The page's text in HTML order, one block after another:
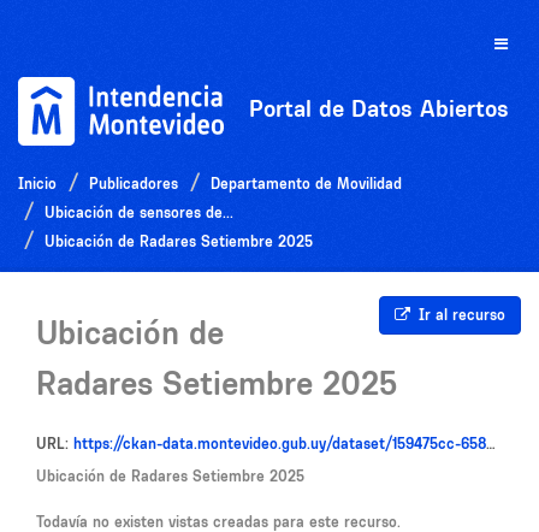
Toggle
Portal de Datos Abiertos
Inicio Publicadores
Departamento de Movilidad
Ubicación de sensores de...
Ubicación de Radares Setiembre 2025
Ir al recurso
Ubicación de
Radares Setiembre 2025
URL: https://ckan-data.montevideo.gub.uy/dataset/159475cc-6584-48d3-961c-b6fa71e14cba/resource/d36997f5-081a-42ab-8c8e-ab71e5885378/download/infosensoresmedicionconteo092025.csv
Ubicación de Radares Setiembre 2025
Todavía no existen vistas creadas para este recurso.